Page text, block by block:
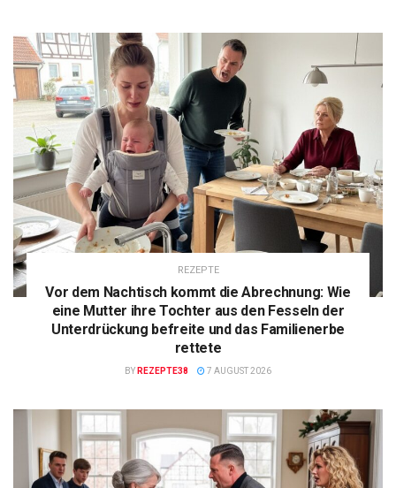
REZEPTE
Vor dem Nachtisch kommt die Abrechnung: Wie
eine Mutter ihre Tochter aus den Fesseln der
Unterdrückung befreite und das Familienerbe
rettete
BY REZEPTE38 7 AUGUST 2026